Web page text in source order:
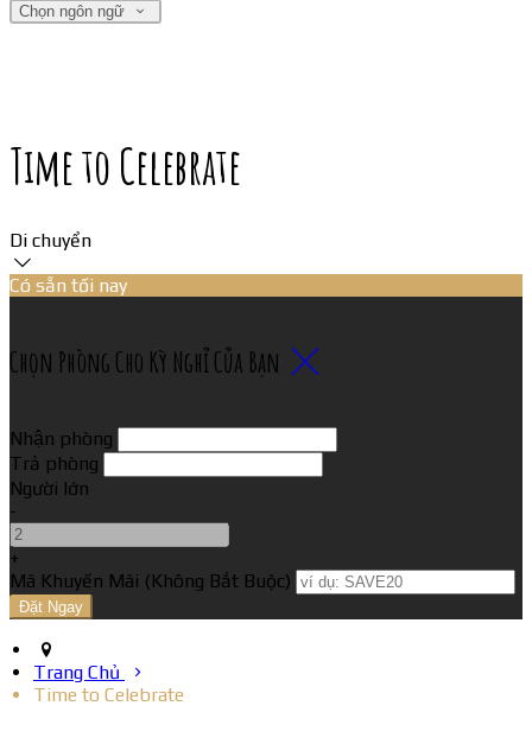
Chọn ngôn ngữ
Time to Celebrate
Di chuyển
Có sẵn tối nay
Chọn Phòng Cho Kỳ Nghỉ Của Bạn
Nhận phòng
Trả phòng
Người lớn
-
+
Mã Khuyến Mãi (Không Bắt Buộc)
Trang Chủ
Time to Celebrate